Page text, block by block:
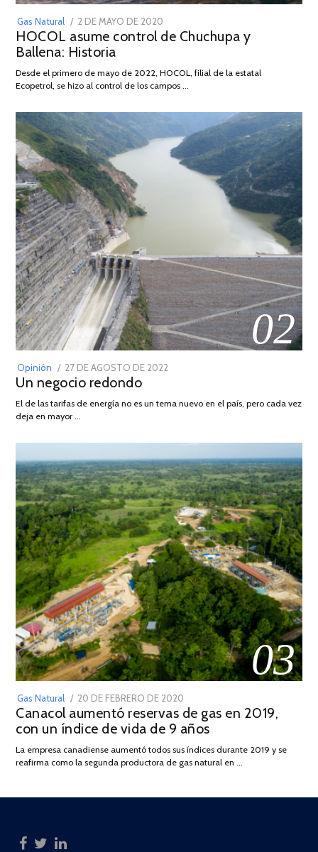
Gas Natural
POSTED
ON
2 DE MAYO DE 2020
DE
2026
HOCOL asume control de Chuchupa y
Ballena: Historia
Desde el primero de mayo de 2022, HOCOL, filial de la estatal
Ecopetrol, se hizo al control de los campos …
02
Opinión
POSTED
ON
27 DE AGOSTO DE 2022
DE
Un negocio redondo
El de las tarifas de energía no es un tema nuevo en el país, pero cada vez
deja en mayor …
03
Gas Natural
POSTED
ON
20 DE FEBRERO DE 2020
DE
JULIO
2025
Canacol aumentó reservas de gas en 2019,
con un índice de vida de 9 años
La empresa canadiense aumentó todos sus índices durante 2019 y se
reafirma como la segunda productora de gas natural en …